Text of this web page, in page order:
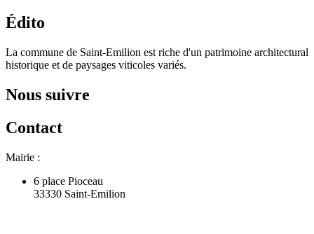
Édito
La commune de Saint-Emilion est riche d'un patrimoine architectural
historique et de paysages viticoles variés.
Nous suivre
Contact
Mairie :
6 place Pioceau
33330 Saint-Emilion